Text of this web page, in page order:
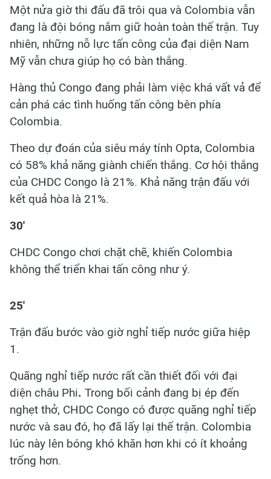
Một nửa giờ thi đấu đã trôi qua và Colombia vẫn
đang là đội bóng nắm giữ hoàn toàn thế trận. Tuy
nhiên, những nỗ lực tấn công của đại diện Nam
Mỹ vẫn chưa giúp họ có bàn thắng.
Hàng thủ Congo đang phải làm việc khá vất vả để
cản phá các tình huống tấn công bên phía
Colombia.
Theo dự đoán của siêu máy tính Opta, Colombia
có 58% khả năng giành chiến thắng. Cơ hội thắng
của CHDC Congo là 21%. Khả năng trận đấu với
kết quả hòa là 21%.
30'
CHDC Congo chơi chặt chẽ, khiến Colombia
không thể triển khai tấn công như ý.
25'
Trận đấu bước vào giờ nghỉ tiếp nước giữa hiệp
1.
Quãng nghỉ tiếp nước rất cần thiết đối với đại
diện châu Phi. Trong bối cảnh đang bị ép đến
nghẹt thở, CHDC Congo có được quãng nghỉ tiếp
nước và sau đó, họ đã lấy lại thế trận. Colombia
lúc này lên bóng khó khăn hơn khi có ít khoảng
trống hơn.